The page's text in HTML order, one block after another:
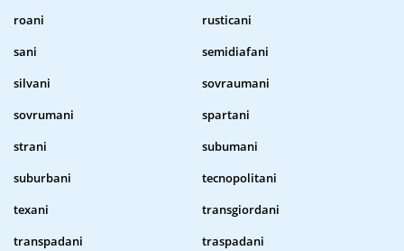
roani
rusticani
sani
semidiafani
silvani
sovraumani
sovrumani
spartani
strani
subumani
suburbani
tecnopolitani
texani
transgiordani
transpadani
traspadani